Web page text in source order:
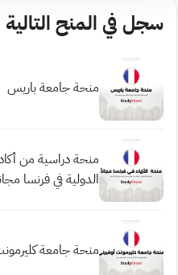
سجل في المنح التالية
منحة جامعة باريس
منحة دراسية من
الدولية في فرنسا
منحة جامعة